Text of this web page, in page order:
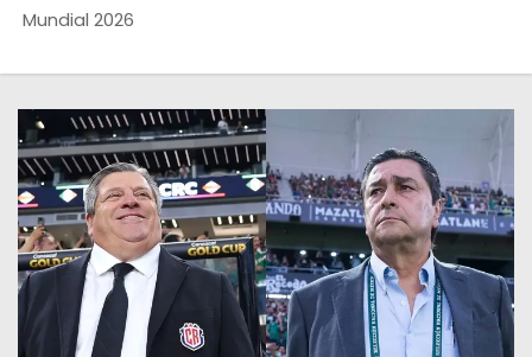
Mundial 2026